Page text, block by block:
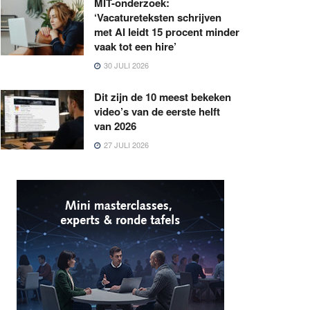
‘Vacatureteksten schrijven
met AI leidt 15 procent minder
vaak tot een hire’
30 JULI 2026
Dit zijn de 10 meest bekeken
video’s van de eerste helft
van 2026
27 JULI 2026